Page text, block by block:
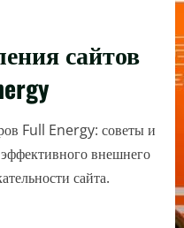
сайтов
Full Energy: советы и
внешнего
сайта.